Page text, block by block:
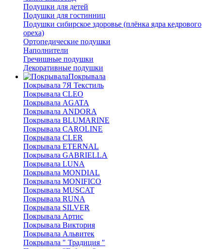
Подушки для детей
Подушки для гостинниц
Подушки сибирское здоровье (плёнка ядра кедрового
ореха)
Ортопедические подушки
Наполнители
Гречишные подушки
Декоративные подушки
Покрывала
Покрывала 7Я Текстиль
Покрывала CLEO
Покрывала AGATA
Покрывала ANDORA
Покрывала BLUMARINE
Покрывала CAROLINE
Покрывала CLER
Покрывала ETERNAL
Покрывала GABRIELLA
Покрывала LUNA
Покрывала MONDIAL
Покрывала MONIFICO
Покрывала MUSCAT
Покрывала RUNA
Покрывала SILVER
Покрывала Артис
Покрывала Виктория
Покрывала Альвитек
Покрывала " Традиция "